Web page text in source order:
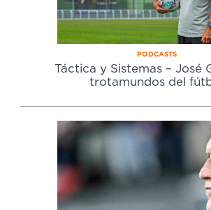
PODCASTS
Táctica y Sistemas – José
trotamundos del